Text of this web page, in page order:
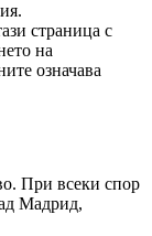
страница с
на
означава
При всеки спор
Мадрид,